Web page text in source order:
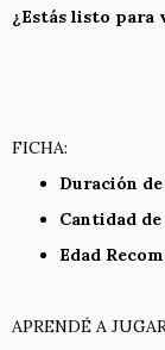
¿Estás listo para
FICHA:
Duración
Cantidad
Edad
APRENDÉ A